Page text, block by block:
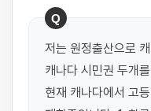
Q
저는 원정출산으로
캐나다 시민권 두개
현재 캐나다에서 고